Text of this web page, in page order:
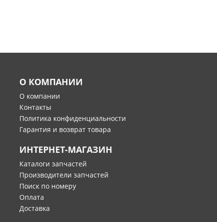
О КОМПАНИИ
О компании
Контакты
Политика конфиденциальности
Гарантия и возврат товара
ИНТЕРНЕТ-МАГАЗИН
Каталоги запчастей
Производители запчастей
Поиск по номеру
Оплата
Доставка